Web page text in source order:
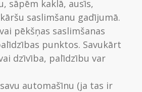
sāpēm kaklā, ausīs,
saslimšanu gadījumā.
pēkšņas saslimšanas
punktos. Savukārt
dzīvība, palīdzību var
automašīnu (ja tas ir